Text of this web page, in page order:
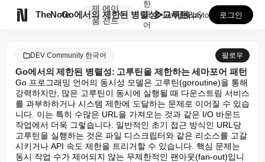
TheNote
제
품
에이
전트
Go에서의 제한된 병렬성: 고루틴을 제한하는 세마포어 ...
한
국
어
GooglePlay
AppStore 로그인
DEV Community 한국어 팔로우
Go에서의 제한된 병렬성: 고루틴을 제한하는 세마포어 패턴
Go 프로그래밍 언어의 동시성 모델은 고루틴(goroutine)을 통해
강력하지만, 많은 고루틴이 동시에 실행될 때 다운스트림 서비스
를 과부하하거나 시스템 제한에 도달하는 문제로 이어질 수 있습
니다. 이는 특히 수많은 URL을 가져오는 것과 같은 I/O 바운드
작업에서 더욱 그렇습니다. 일반적인 초기 접근 방식인 URL당
고루틴을 실행하는 것은 파일 디스크립터와 같은 리소스를 고갈
시키거나 API 속도 제한을 트리거할 수 있습니다. 핵심 문제는
동시 작업 수가 제어되지 않는 무제한적인 팬아웃(fan-out)입니